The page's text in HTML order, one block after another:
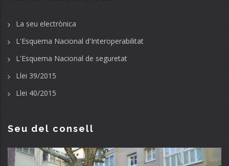
La seu electrònica
L'Esquema Nacional d'Interoperabilitat
L'Esquema Nacional de seguretat
Llei 39/2015
Llei 40/2015
Seu del consell